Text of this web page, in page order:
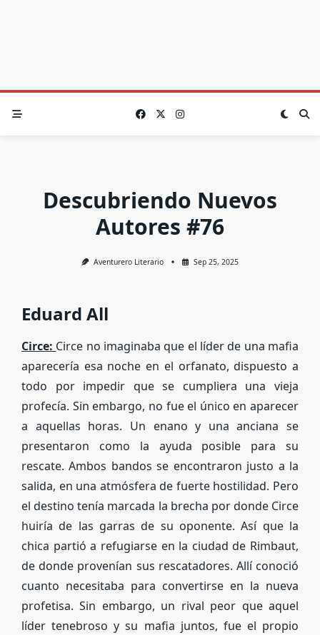
Descubriendo Nuevos
Autores #76
Aventurero Literario Sep 25, 2025
Eduard All
Circe: Circe no imaginaba que el líder de una mafia
aparecería esa noche en el orfanato, dispuesto a
todo por impedir que se cumpliera una vieja
profecía. Sin embargo, no fue el único en aparecer
a aquellas horas. Un enano y una anciana se
presentaron como la ayuda posible para su
rescate. Ambos bandos se encontraron justo a la
salida, en una atmósfera de fuerte hostilidad. Pero
el destino tenía marcada la brecha por donde Circe
huiría de las garras de su oponente. Así que la
chica partió a refugiarse en la ciudad de Rimbaut,
de donde provenían sus rescatadores. Allí conoció
cuanto necesitaba para convertirse en la nueva
profetisa. Sin embargo, un rival peor que aquel
líder tenebroso y su mafia juntos, fue el propio